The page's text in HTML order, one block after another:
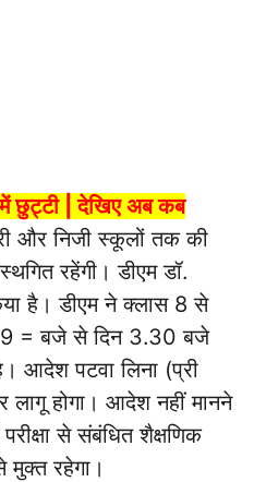
छुट्टी | देखिए अब कब
और निजी स्कूलों तक की
रहेंगी। डीएम डॉ.
है। डीएम ने क्लास 8 से
9 = बजे से दिन 3.30 बजे
आदेश पटवा लिना (प्री
होगा। आदेश नहीं मानने
परीक्षा से संबंधित शैक्षणिक
मुक्त रहेगा।